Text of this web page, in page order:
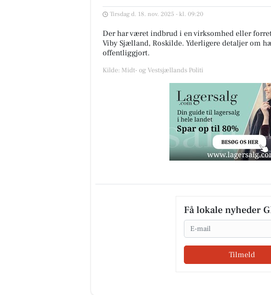
Tirsdag d. 18. nov. 2025 - kl. 09:20
Der har været indbrud i en virksomhed eller
Viby Sjælland, Roskilde. Yderligere detaljer om
offentliggjort.
Kilde: Midt- og Vestsjællands Politi
Få lokale nyheder
Email
Tilmeld